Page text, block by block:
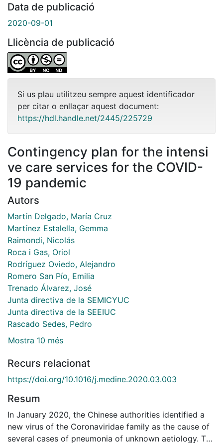
Data de publicació
2020-09-01
Llicència de publicació
Si us plau utilitzeu sempre aquest identificador
per citar o enllaçar aquest document:
https://hdl.handle.net/2445/225729
Contingency plan for the intensi
ve care services for the COVID-
19 pandemic
Autors
Martín Delgado, María Cruz
Martínez Estalella, Gemma
Raimondi, Nicolás
Roca i Gas, Oriol
Rodríguez Oviedo, Alejandro
Romero San Pío, Emilia
Trenado Álvarez, José
Junta directiva de la SEMICYUC
Junta directiva de la SEEIUC
Rascado Sedes, Pedro
Mostra 10 més
Recurs relacionat
https://doi.org/10.1016/j.medine.2020.03.003
Resum
In January 2020, the Chinese authorities identified a
new virus of the Coronaviridae family as the cause of
several cases of pneumonia of unknown aetiology. The